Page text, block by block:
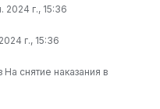
2024 г., 15:36
г., 15:36
снятие наказания в